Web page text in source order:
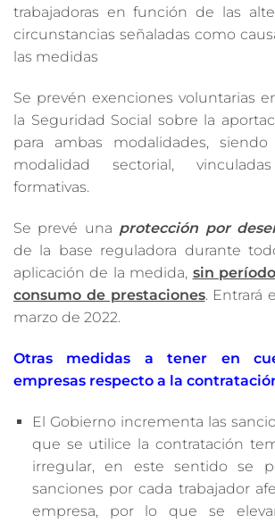
trabajadoras en función de las
circunstancias señaladas como
las medidas
Se prevén exenciones voluntarias
la Seguridad Social sobre la
para ambas modalidades,
modalidad sectorial,
formativas.
Se prevé una protección por
de la base reguladora durante
aplicación de la medida, sin
consumo de prestaciones. Entrará
marzo de 2022.
Otras medidas a tener en
empresas respecto a la
El Gobierno incrementa las
que se utilice la contratación
irregular, en este sentido se
sanciones por cada trabajador
empresa, por lo que se